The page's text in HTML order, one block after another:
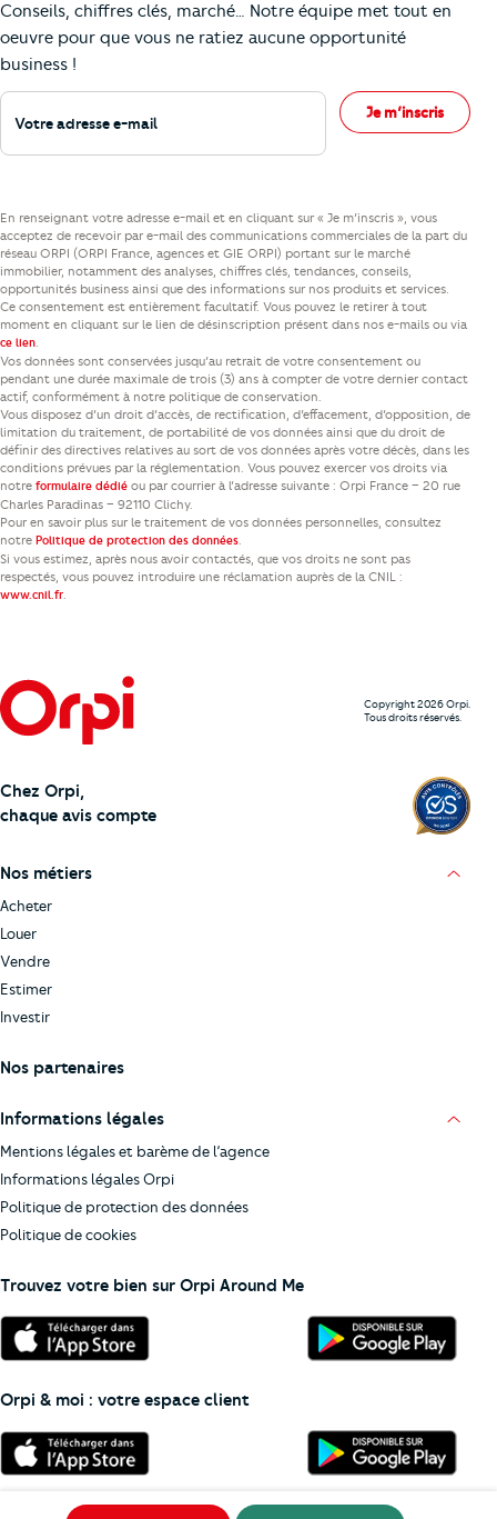
Conseils, chiffres clés, marché… Notre équipe met tout en
oeuvre pour que vous ne ratiez aucune opportunité
business !
Votre adresse e-mail
Je m’inscris
En renseignant votre adresse e-mail et en cliquant sur « Je m’inscris », vous
acceptez de recevoir par e-mail des communications commerciales de la part du
réseau ORPI (ORPI France, agences et GIE ORPI) portant sur le marché
immobilier, notamment des analyses, chiffres clés, tendances, conseils,
opportunités business ainsi que des informations sur nos produits et services.
Ce consentement est entièrement facultatif. Vous pouvez le retirer à tout
moment en cliquant sur le lien de désinscription présent dans nos e-mails ou via
ce lien.
Vos données sont conservées jusqu’au retrait de votre consentement ou
pendant une durée maximale de trois (3) ans à compter de votre dernier contact
actif, conformément à notre politique de conservation.
Vous disposez d’un droit d’accès, de rectification, d’effacement, d’opposition, de
limitation du traitement, de portabilité de vos données ainsi que du droit de
définir des directives relatives au sort de vos données après votre décès, dans les
conditions prévues par la réglementation. Vous pouvez exercer vos droits via
notre formulaire dédié ou par courrier à l’adresse suivante : Orpi France – 20 rue
Charles Paradinas – 92110 Clichy.
Pour en savoir plus sur le traitement de vos données personnelles, consultez
notre Politique de protection des données.
Si vous estimez, après nous avoir contactés, que vos droits ne sont pas
respectés, vous pouvez introduire une réclamation auprès de la CNIL :
www.cnil.fr.
Copyright 2026 Orpi.
Tous droits réservés.
Chez Orpi,
chaque avis compte
Nos métiers
Acheter
Louer
Vendre
Estimer
Investir
Nos partenaires
Informations légales
Mentions légales et barème de l’agence
Informations légales Orpi
Politique de protection des données
Politique de cookies
Trouvez votre bien sur Orpi Around Me
Orpi & moi : votre espace client